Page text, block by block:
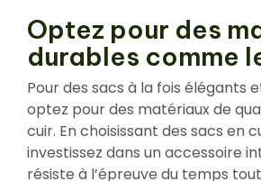
Optez pour des
durables comme
Pour des sacs à la fois élégants
optez pour des matériaux de
cuir. En choisissant des sacs en
investissez dans un accessoire
résiste à l’épreuve du temps